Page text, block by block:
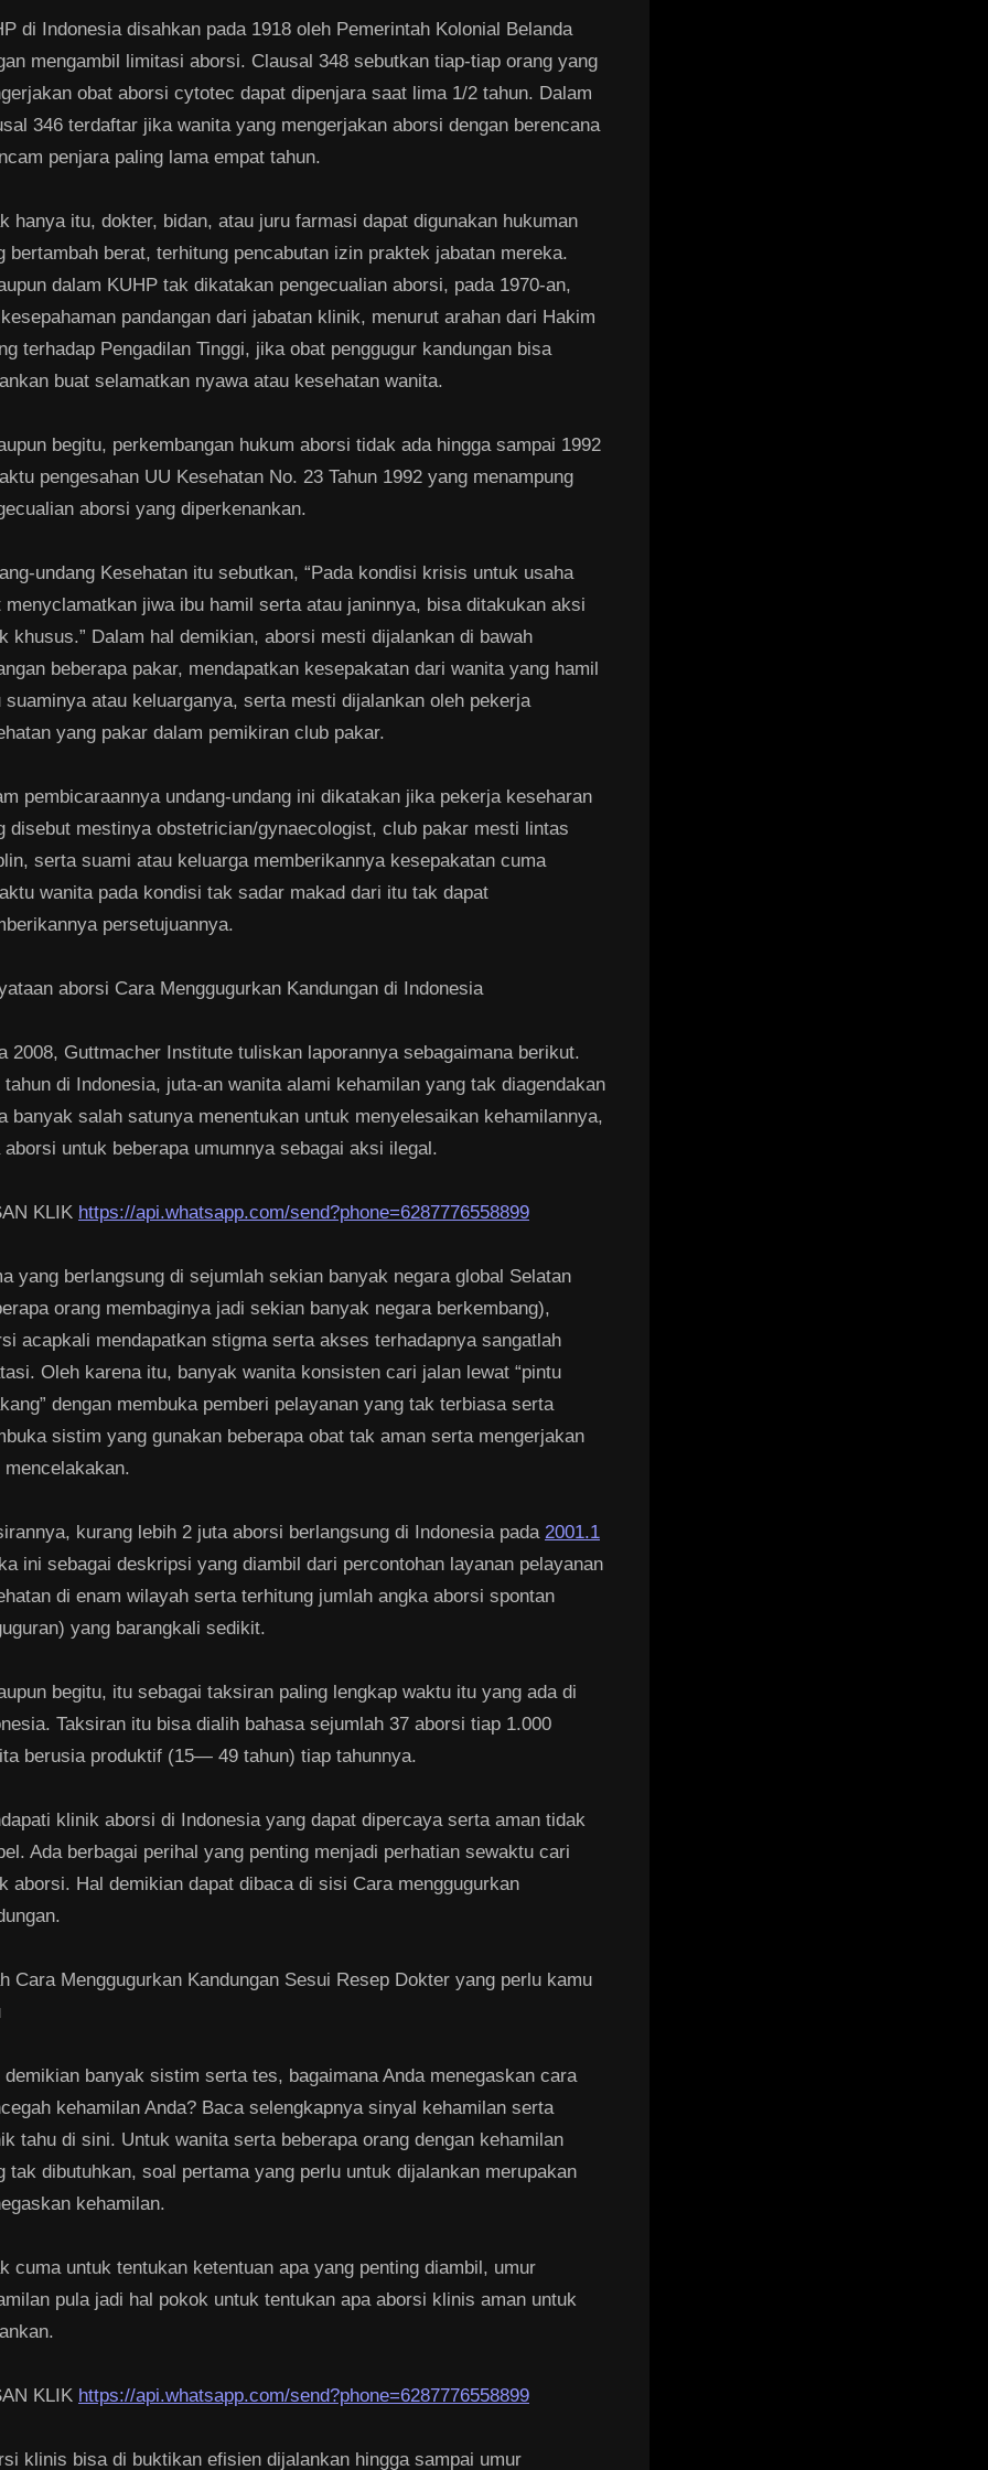
di Indonesia disahkan pada 1918 oleh Pemerintah Kolonial Belanda
mengambil limitasi aborsi. Clausal 348 sebutkan tiap-tiap orang yang
obat aborsi cytotec dapat dipenjara saat lima 1/2 tahun. Dalam
346 terdaftar jika wanita yang mengerjakan aborsi dengan berencana
penjara paling lama empat tahun.
hanya itu, dokter, bidan, atau juru farmasi dapat digunakan hukuman
bertambah berat, terhitung pencabutan izin praktek jabatan mereka.
dalam KUHP tak dikatakan pengecualian aborsi, pada 1970-an,
pandangan dari jabatan klinik, menurut arahan dari Hakim
terhadap Pengadilan Tinggi, jika obat penggugur kandungan bisa
buat selamatkan nyawa atau kesehatan wanita.
begitu, perkembangan hukum aborsi tidak ada hingga sampai 1992
pengesahan UU Kesehatan No. 23 Tahun 1992 yang menampung
aborsi yang diperkenankan.
undang Kesehatan itu sebutkan, “Pada kondisi krisis untuk usaha
menyclamatkan jiwa ibu hamil serta atau janinnya, bisa ditakukan aksi
khusus.” Dalam hal demikian, aborsi mesti dijalankan di bawah
beberapa pakar, mendapatkan kesepakatan dari wanita yang hamil
suaminya atau keluarganya, serta mesti dijalankan oleh pekerja
yang pakar dalam pemikiran club pakar.
pembicaraannya undang-undang ini dikatakan jika pekerja keseharan
disebut mestinya obstetrician/gynaecologist, club pakar mesti lintas
serta suami atau keluarga memberikannya kesepakatan cuma
wanita pada kondisi tak sadar makad dari itu tak dapat
persetujuannya.
aborsi Cara Menggugurkan Kandungan di Indonesia
2008, Guttmacher Institute tuliskan laporannya sebagaimana berikut.
tahun di Indonesia, juta-an wanita alami kehamilan yang tak diagendakan
banyak salah satunya menentukan untuk menyelesaikan kehamilannya,
aborsi untuk beberapa umumnya sebagai aksi ilegal.
KLIK https://api.whatsapp.com/send?phone=6287776558899
yang berlangsung di sejumlah sekian banyak negara global Selatan
orang membaginya jadi sekian banyak negara berkembang),
acapkali mendapatkan stigma serta akses terhadapnya sangatlah
Oleh karena itu, banyak wanita konsisten cari jalan lewat “pintu
dengan membuka pemberi pelayanan yang tak terbiasa serta
sistim yang gunakan beberapa obat tak aman serta mengerjakan
mencelakakan.
kurang lebih 2 juta aborsi berlangsung di Indonesia pada 2001.1
ini sebagai deskripsi yang diambil dari percontohan layanan pelayanan
di enam wilayah serta terhitung jumlah angka aborsi spontan
yang barangkali sedikit.
begitu, itu sebagai taksiran paling lengkap waktu itu yang ada di
Taksiran itu bisa dialih bahasa sejumlah 37 aborsi tiap 1.000
berusia produktif (15— 49 tahun) tiap tahunnya.
klinik aborsi di Indonesia yang dapat dipercaya serta aman tidak
Ada berbagai perihal yang penting menjadi perhatian sewaktu cari
aborsi. Hal demikian dapat dibaca di sisi Cara menggugurkan
Cara Menggugurkan Kandungan Sesui Resep Dokter yang perlu kamu
demikian banyak sistim serta tes, bagaimana Anda menegaskan cara
kehamilan Anda? Baca selengkapnya sinyal kehamilan serta
tahu di sini. Untuk wanita serta beberapa orang dengan kehamilan
tak dibutuhkan, soal pertama yang perlu untuk dijalankan merupakan
kehamilan.
cuma untuk tentukan ketentuan apa yang penting diambil, umur
pula jadi hal pokok untuk tentukan apa aborsi klinis aman untuk
KLIK https://api.whatsapp.com/send?phone=6287776558899
klinis bisa di buktikan efisien dijalankan hingga sampai umur